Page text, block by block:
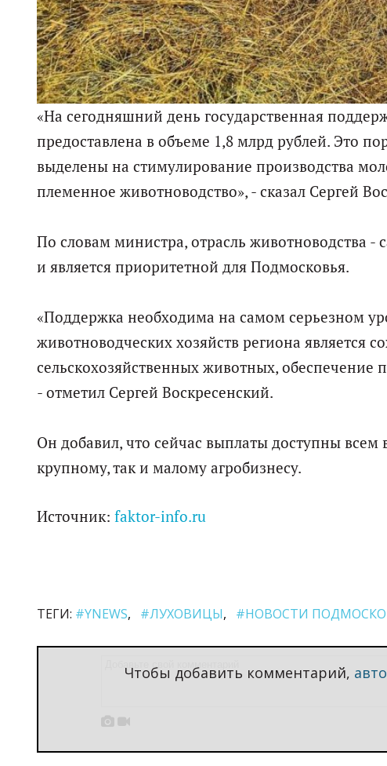
«На сегодняшний день государственная
предоставлена в объеме 1,8 млрд рублей. Это
выделены на стимулирование производства
племенное животноводство», - сказал Сергей
По словам министра, отрасль животноводства
и является приоритетной для Подмосковья.
«Поддержка необходима на самом серьезном
животноводческих хозяйств региона является
сельскохозяйственных животных, обеспечение
- отметил Сергей Воскресенский.
Он добавил, что сейчас выплаты доступны
крупному, так и малому агробизнесу.
Источник: faktor-info.ru
ТЕГИ: #YNEWS #ЛУХОВИЦЫ #НОВОСТИ
Чтобы добавить комментарий,
 